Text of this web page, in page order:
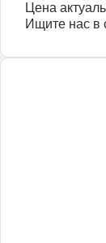
Цена
Ищите нас в